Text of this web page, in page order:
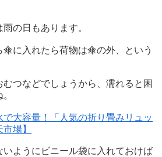
の日もあります。
に入れたら荷物は傘の外、という
つなどでしょうから、濡れると困
大容量！「人気の折り畳みリュッ
場】
いようにビニール袋に入れておけば